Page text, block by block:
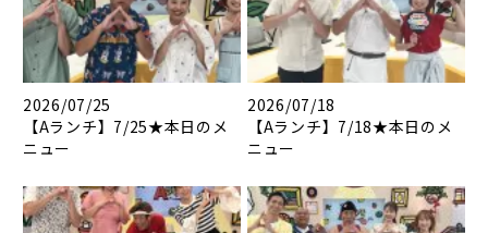
2026/07/25
【Aランチ】7/25★本日のメ
ニュー
2026/07/18
【Aランチ】7/18★本日のメ
ニュー